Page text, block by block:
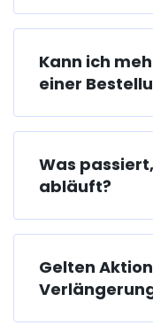
Kann ich
einer
Was
abläuft?
Gelten